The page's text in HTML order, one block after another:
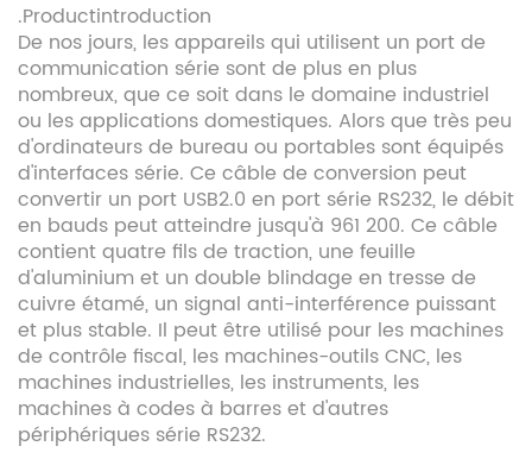
.Productintroduction
De nos jours, les appareils qui utilisent un port de
communication série sont de plus en plus
nombreux, que ce soit dans le domaine industriel
ou les applications domestiques. Alors que très peu
d'ordinateurs de bureau ou portables sont équipés
d'interfaces série. Ce câble de conversion peut
convertir un port USB2.0 en port série RS232, le débit
en bauds peut atteindre jusqu'à 961 200. Ce câble
contient quatre fils de traction, une feuille
d'aluminium et un double blindage en tresse de
cuivre étamé, un signal anti-interférence puissant
et plus stable. Il peut être utilisé pour les machines
de contrôle fiscal, les machines-outils CNC, les
machines industrielles, les instruments, les
machines à codes à barres et d'autres
périphériques série RS232.